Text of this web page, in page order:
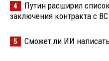
4
Путин расширил
заключения контракта с
5 Сможет ли ИИ